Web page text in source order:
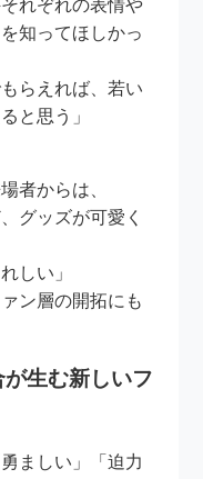
れぞれの表情や
知ってほしかっ
らえれば、若い
と思う」
者からは、
グッズが可愛く
しい」
ン層の開拓にも
生む新しいフ
ましい」「迫力